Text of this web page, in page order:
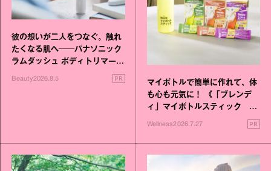
彼の想いが二人をつなぐ。触れ
たくなる肌へ──パナソニック
ラムダッシュ ボディトリマーが
Beauty2026.8.5 PR
マイボトルで簡単に作れて、体
も心も元気に！ 《「ブレンデ
ィ」マイボトルスティック い
いこと毎日》シリーズが誕生
Wellness2026.7.27 PR